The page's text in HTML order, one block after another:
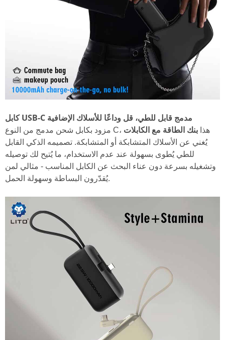
كابل USB-C مدمج قابل للطي، قل وداعًا للأسلاك الإضافية
مزود بكابل شحن مدمج من النوع C، هذا بنك الطاقة مع الكابلات
يُغني عن الأسلاك المتشابكة أو المتشابكة. تصميمه الذكي القابل
للطي يُطوى بسهولة عند عدم الاستخدام، ما يُتيح لك توصيله
وتشغيله بسرعة دون عناء البحث عن الكابل المناسب - مثالي لمن
يُقدّرون البساطة وسهولة الحمل.